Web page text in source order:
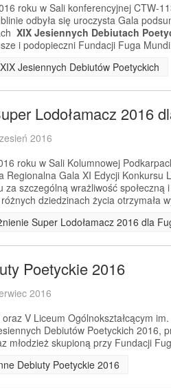
roku w Sali konferencyjnej CTW-
odbyła się uroczysta Gala
XIX Jesiennych Debiutach
i podopieczni Fundacji Fuga
Jesiennych Debiutów Poetyckich
Lodołamacz 2016
2016
roku w Sali Kolumnowej
Regionalna Gala XI Edycji
za szczególną wrażliwość
dziedzinach życia otrzymała
Super Lodołamacz 2016 dla
Poetyckie 2016
2016
V Liceum Ogólnokształcącym
Debiutów Poetyckich 2016,
młodzież skupioną przy Fundacji
Debiuty Poetyckie 2016